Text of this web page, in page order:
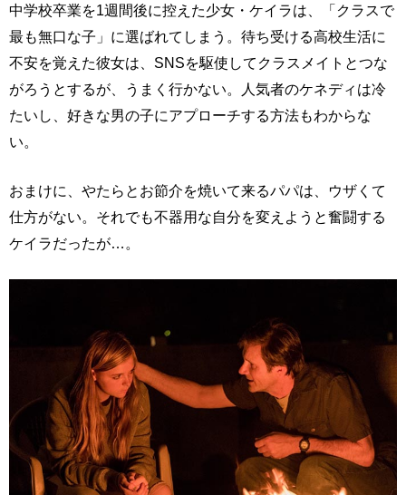
中学校卒業を1週間後に控えた少女・ケイラは、「クラスで
最も無口な子」に選ばれてしまう。待ち受ける高校生活に
不安を覚えた彼女は、SNSを駆使してクラスメイトとつな
がろうとするが、うまく行かない。人気者のケネディは冷
たいし、好きな男の子にアプローチする方法もわからな
い。
おまけに、やたらとお節介を焼いて来るパパは、ウザくて
仕方がない。それでも不器用な自分を変えようと奮闘する
ケイラだったが…。